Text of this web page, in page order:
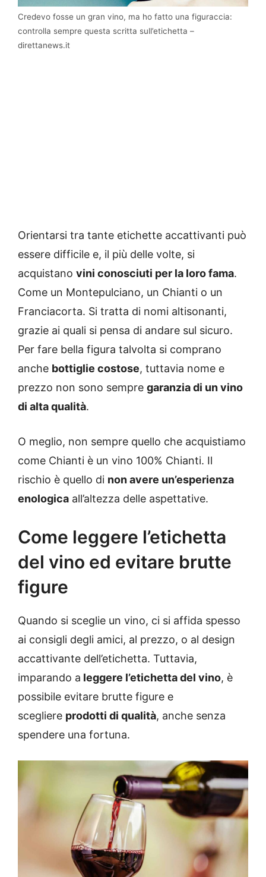
Credevo fosse un gran vino, ma ho fatto una figuraccia:
controlla sempre questa scritta sull’etichetta –
direttanews.it
Orientarsi tra tante etichette accattivanti può
essere difficile e, il più delle volte, si
acquistano vini conosciuti per la loro fama.
Come un Montepulciano, un Chianti o un
Franciacorta. Si tratta di nomi altisonanti,
grazie ai quali si pensa di andare sul sicuro.
Per fare bella figura talvolta si comprano
anche bottiglie costose, tuttavia nome e
prezzo non sono sempre garanzia di un vino
di alta qualità.
O meglio, non sempre quello che acquistiamo
come Chianti è un vino 100% Chianti. Il
rischio è quello di non avere un’esperienza
enologica all’altezza delle aspettative.
Come leggere l’etichetta
del vino ed evitare brutte
figure
Quando si sceglie un vino, ci si affida spesso
ai consigli degli amici, al prezzo, o al design
accattivante dell’etichetta. Tuttavia,
imparando a leggere l’etichetta del vino, è
possibile evitare brutte figure e
scegliere prodotti di qualità, anche senza
spendere una fortuna.